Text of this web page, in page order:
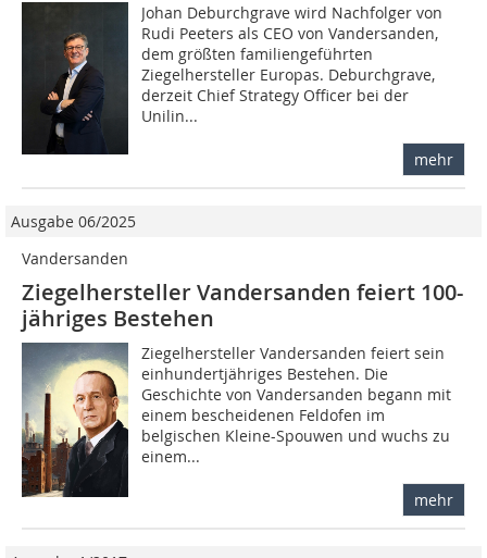
Johan Deburchgrave wird Nachfolger von
Rudi Peeters als CEO von Vandersanden,
dem größten familiengeführten
Ziegelhersteller Europas. Deburchgrave,
derzeit Chief Strategy Officer bei der
Unilin...
mehr
Ausgabe 06/2025
Vandersanden
Ziegelhersteller Vandersanden feiert 100-
jähriges Bestehen
Ziegelhersteller Vandersanden feiert sein
einhundertjähriges Bestehen. Die
Geschichte von Vandersanden begann mit
einem bescheidenen Feldofen im
belgischen Kleine-Spouwen und wuchs zu
einem...
mehr